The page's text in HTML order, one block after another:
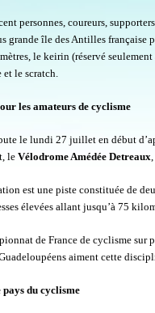
personnes, coureurs,
grande île des Antilles
le keirin (réservé
et le scratch.
les amateurs de cyclisme
le lundi 27 juillet en début
le Vélodrome Amédée Detreaux
est une piste constituée de
élevées allant jusqu’à 75
de France de cyclisme sur
aiment cette
du cyclisme